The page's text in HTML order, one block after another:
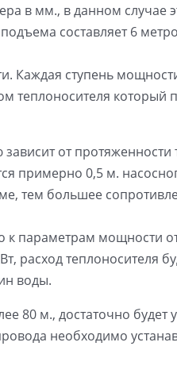
в мм., в данном случае
составляет 6
Каждая ступень
теплоносителя который
от протяженности
примерно 0,5 м.
тем большее
к параметрам мощности
теплоносителя
воды.
80 м., достаточно будет
необходимо